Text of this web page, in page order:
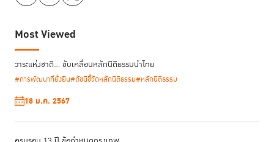
Most Viewed
วาระแห่งชาติ… ขับเคลื่อนหลักนิติธรรมนำไทย
#การพัฒนาที่ยั่งยืน#ดัชนีชี้วัดหลักนิติธรรม#หลักนิติธรรม
18 ม.ค. 2567